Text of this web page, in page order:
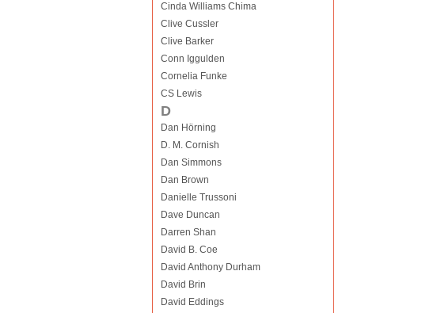
Cinda Williams Chima
Clive Cussler
Clive Barker
Conn Iggulden
Cornelia Funke
CS Lewis
D
Dan Hörning
D. M. Cornish
Dan Simmons
Dan Brown
Danielle Trussoni
Dave Duncan
Darren Shan
David B. Coe
David Anthony Durham
David Brin
David Eddings